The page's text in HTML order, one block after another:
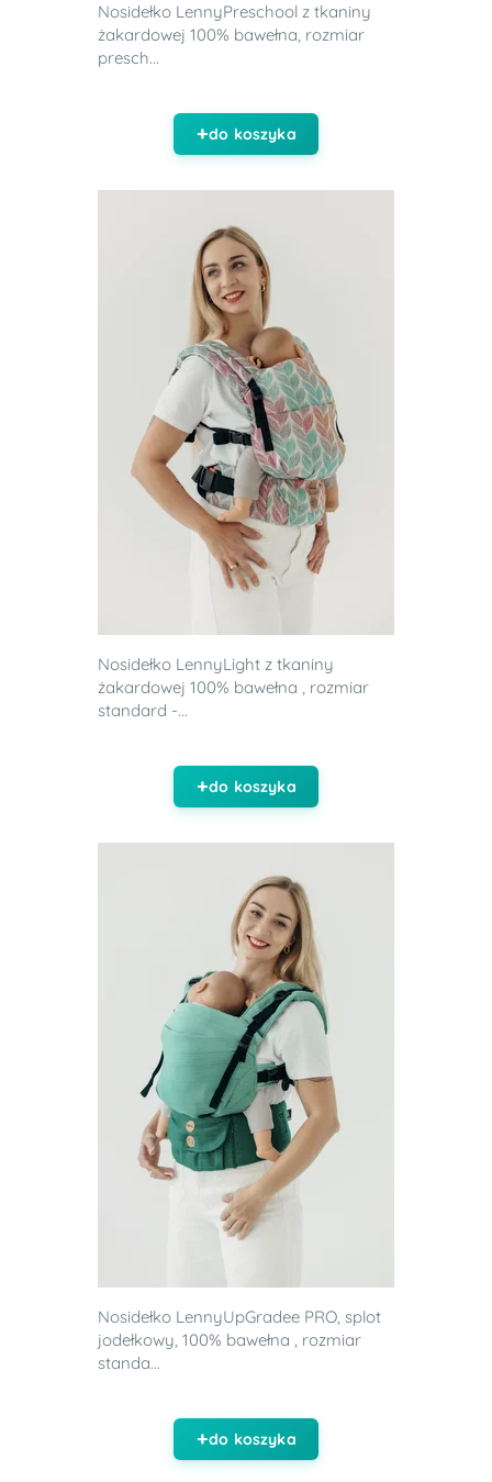
Nosidełko LennyPreschool z tkaniny
żakardowej 100% bawełna, rozmiar
presch...
do koszyka
Nosidełko LennyLight z tkaniny
żakardowej 100% bawełna , rozmiar
standard -...
do koszyka
Nosidełko LennyUpGradee PRO, splot
jodełkowy, 100% bawełna , rozmiar
standa...
do koszyka